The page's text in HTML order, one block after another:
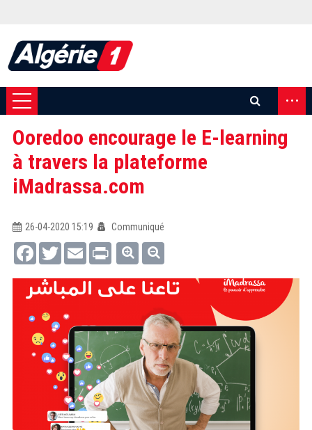
...
Ooredoo encourage le E-learning
à travers la plateforme
iMadrassa.com
26-04-2020 15:19
Communiqué
FacebookTwitterEmail Print